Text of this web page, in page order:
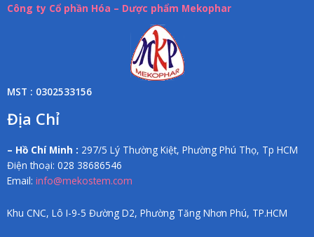
Công ty Cổ phần Hóa – Dược phẩm Mekophar
MST : 0302533156
Địa Chỉ
– Hồ Chí Minh : 297/5 Lý Thường Kiệt, Phường Phú Thọ, Tp HCM
Điện thoại: 028 38686546
Email: info@mekostem.com
Khu CNC, Lô I-9-5 Đường D2, Phường Tăng Nhơn Phú, TP.HCM